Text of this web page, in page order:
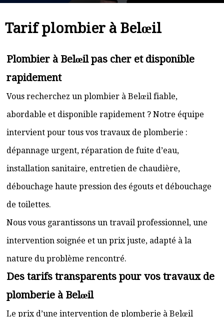
Tarif plombier à Belœil
Plombier à Belœil pas cher et disponible
rapidement
Vous recherchez un plombier à Belœil fiable,
abordable et disponible rapidement ? Notre équipe
intervient pour tous vos travaux de plomberie :
dépannage urgent, réparation de fuite d’eau,
installation sanitaire, entretien de chaudière,
débouchage haute pression des égouts et débouchage
de toilettes.
Nous vous garantissons un travail professionnel, une
intervention soignée et un prix juste, adapté à la
nature du problème rencontré.
Des tarifs transparents pour vos travaux de
plomberie à Belœil
Le prix d’une intervention de plomberie à Belœil